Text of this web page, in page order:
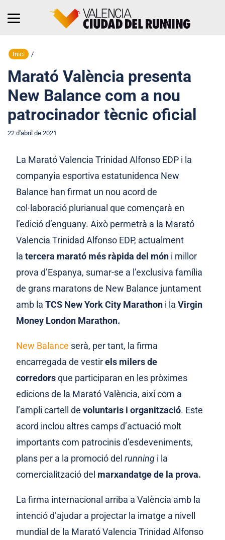
Inici /
Marató València presenta
New Balance com a nou
patrocinador tècnic oficial
22 d'abril de 2021
La Marató Valencia Trinidad Alfonso EDP i la
companyia esportiva estatunidenca New
Balance han firmat un nou acord de
col·laboració plurianual que començarà en
l’edició d’enguany. Això permetrà a la Marató
Valencia Trinidad Alfonso EDP, actualment
latercera marató més ràpida del món i millor
prova d’Espanya, sumar-se a l’exclusiva família
de grans maratons de New Balance juntament
amb laTCS New York City Marathon i laVirgin
Money London Marathon.
New Balance serà, per tant, la firma
encarregada de vestirels milers de
corredorsque participaran en les pròximes
edicions de la Marató València, així com a
l’ampli cartell devoluntaris i organització. Este
acord inclou altres camps d’actuació molt
importants com patrocinis d’esdeveniments,
plans per a la promoció delrunning i la
comercialització del marxandatge de la prova.
La firma internacional arriba a València amb la
intenció d’ajudar a projectar la imatge a nivell
mundial de la Marató Valencia Trinidad Alfonso